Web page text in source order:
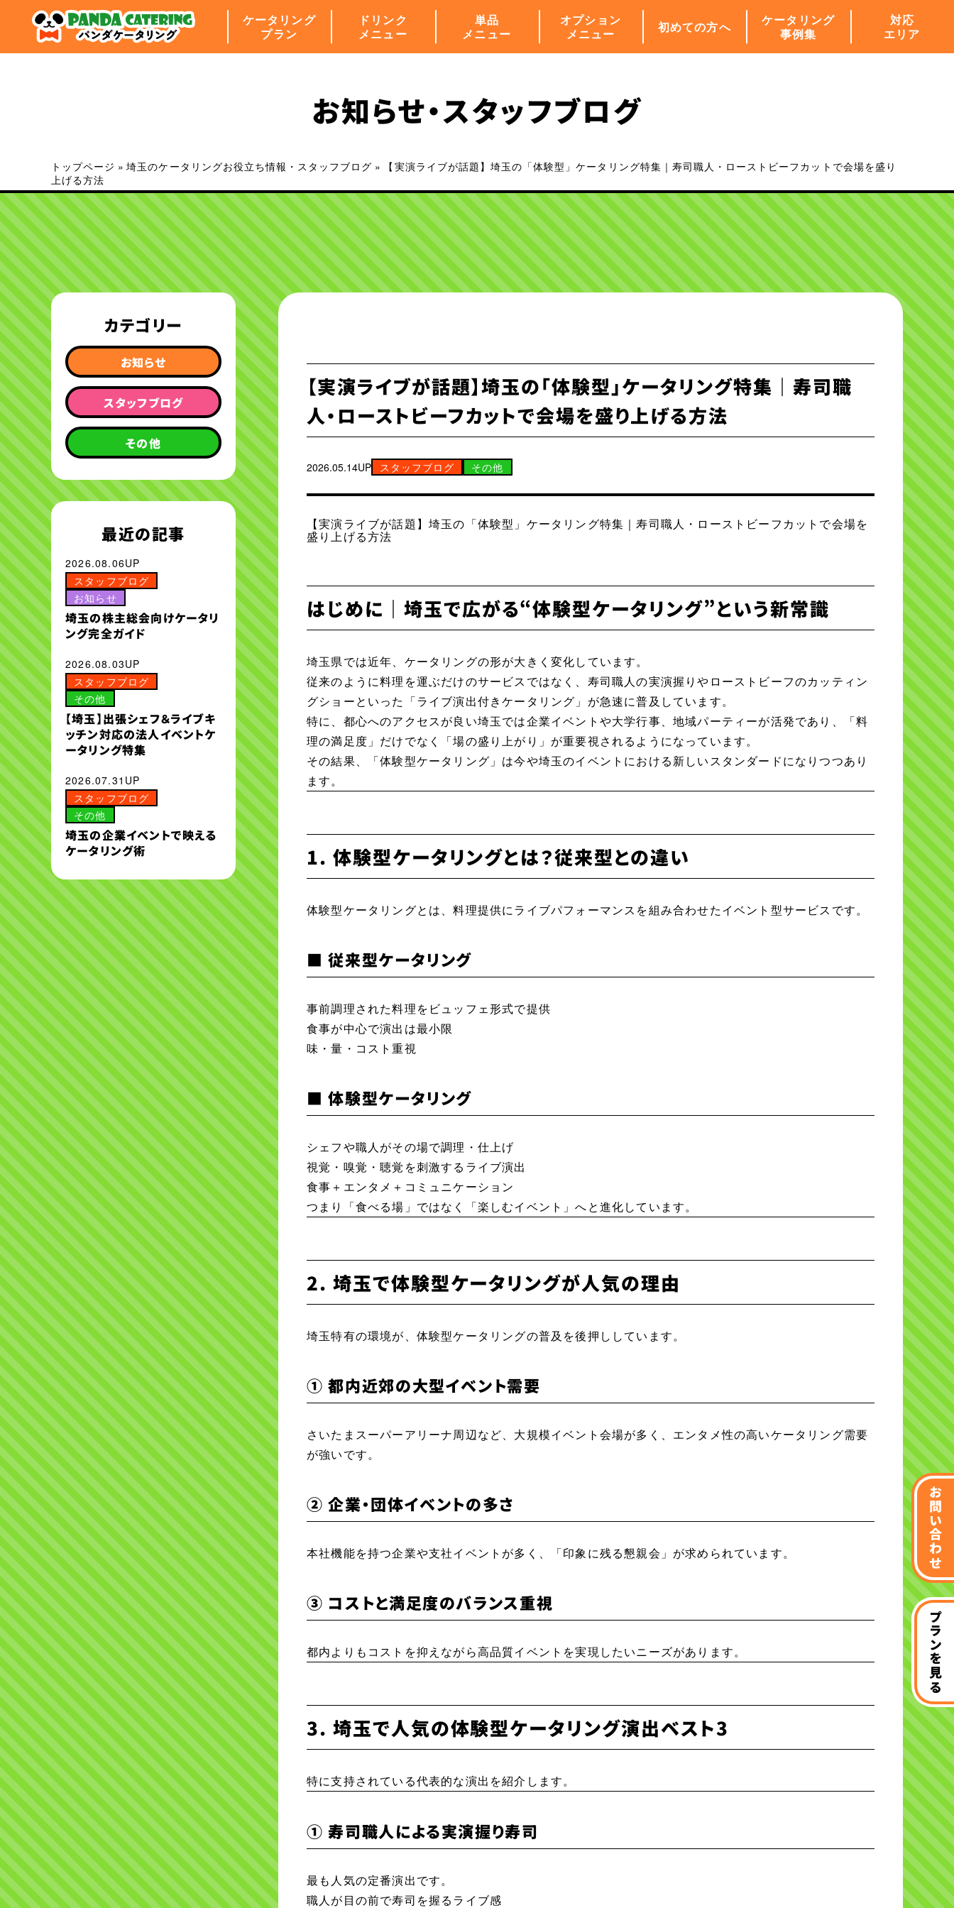
ケータリング
プラン
ドリンク
メニュー
単品
メニュー
オプション
メニュー
初めての方へ
ケータリング
事例集
対応
エリア
お問い合わせ
プランを見る
お知らせ・スタッフブログ
トップページ »埼玉のケータリングお役立ち情報・スタッフブログ »
【実演ライブが話題】埼玉の「体験型」ケータリング特集｜寿司職人・ローストビーフカットで会場を盛り
上げる方法
カテゴリー
お知らせ
スタッフブログ
その他
最近の記事
2026.08.06UP
スタッフブログ
お知らせ
埼玉の株主総会向けケータリ
ング完全ガイド
2026.08.03UP
スタッフブログ
その他
【埼玉】出張シェフ＆ライブキ
ッチン対応の法人イベントケ
ータリング特集
2026.07.31UP
スタッフブログ
その他
埼玉の企業イベントで映える
ケータリング術
【実演ライブが話題】埼玉の「体験型」ケータリング特集｜寿司職
人・ローストビーフカットで会場を盛り上げる方法
2026.05.14UP スタッフブログ その他
【実演ライブが話題】埼玉の「体験型」ケータリング特集｜寿司職人・ローストビーフカットで会場を
盛り上げる方法
はじめに｜埼玉で広がる“体験型ケータリング”という新常識
埼玉県では近年、ケータリングの形が大きく変化しています。
従来のように料理を運ぶだけのサービスではなく、寿司職人の実演握りやローストビーフのカッティン
グショーといった「ライブ演出付きケータリング」が急速に普及しています。
特に、都心へのアクセスが良い埼玉では企業イベントや大学行事、地域パーティーが活発であり、「料
理の満足度」だけでなく「場の盛り上がり」が重要視されるようになっています。
その結果、「体験型ケータリング」は今や埼玉のイベントにおける新しいスタンダードになりつつあり
ます。
1. 体験型ケータリングとは？従来型との違い
体験型ケータリングとは、料理提供にライブパフォーマンスを組み合わせたイベント型サービスです。
■ 従来型ケータリング
事前調理された料理をビュッフェ形式で提供
食事が中心で演出は最小限
味・量・コスト重視
■ 体験型ケータリング
シェフや職人がその場で調理・仕上げ
視覚・嗅覚・聴覚を刺激するライブ演出
食事＋エンタメ＋コミュニケーション
つまり「食べる場」ではなく「楽しむイベント」へと進化しています。
2. 埼玉で体験型ケータリングが人気の理由
埼玉特有の環境が、体験型ケータリングの普及を後押ししています。
① 都内近郊の大型イベント需要
さいたまスーパーアリーナ周辺など、大規模イベント会場が多く、エンタメ性の高いケータリング需要
が強いです。
② 企業・団体イベントの多さ
本社機能を持つ企業や支社イベントが多く、「印象に残る懇親会」が求められています。
③ コストと満足度のバランス重視
都内よりもコストを抑えながら高品質イベントを実現したいニーズがあります。
3. 埼玉で人気の体験型ケータリング演出ベスト3
特に支持されている代表的な演出を紹介します。
① 寿司職人による実演握り寿司
最も人気の定番演出です。
職人が目の前で寿司を握るライブ感